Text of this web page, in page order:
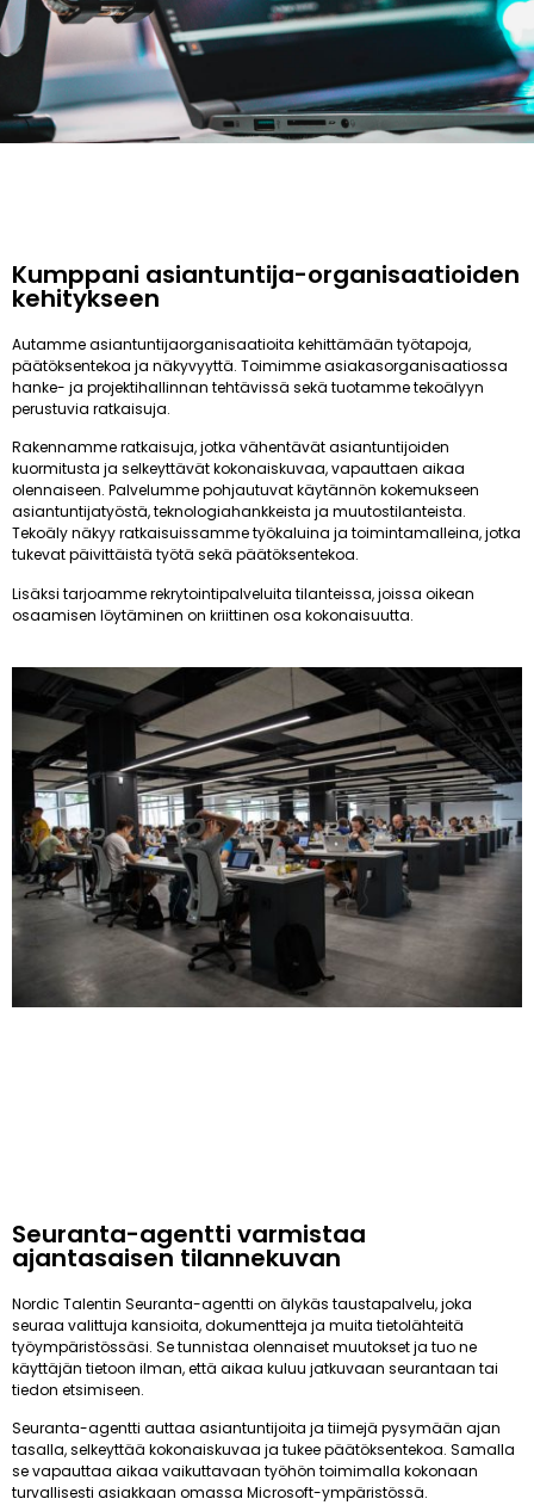
Kumppani asiantuntija-organisaatioiden
kehitykseen
Autamme asiantuntijaorganisaatioita kehittämään työtapoja,
päätöksentekoa ja näkyvyyttä. Toimimme asiakasorganisaatiossa
hanke- ja projektihallinnan tehtävissä sekä tuotamme tekoälyyn
perustuvia ratkaisuja.
Rakennamme ratkaisuja, jotka vähentävät asiantuntijoiden
kuormitusta ja selkeyttävät kokonaiskuvaa, vapauttaen aikaa
olennaiseen. Palvelumme pohjautuvat käytännön kokemukseen
asiantuntijatyöstä, teknologiahankkeista ja muutostilanteista.
Tekoäly näkyy ratkaisuissamme työkaluina ja toimintamalleina, jotka
tukevat päivittäistä työtä sekä päätöksentekoa.
Lisäksi tarjoamme rekrytointipalveluita tilanteissa, joissa oikean
osaamisen löytäminen on kriittinen osa kokonaisuutta.
Seuranta-agentti varmistaa
ajantasaisen tilannekuvan
Nordic Talentin Seuranta-agentti on älykäs taustapalvelu, joka
seuraa valittuja kansioita, dokumentteja ja muita tietolähteitä
työympäristössäsi. Se tunnistaa olennaiset muutokset ja tuo ne
käyttäjän tietoon ilman, että aikaa kuluu jatkuvaan seurantaan tai
tiedon etsimiseen.
Seuranta-agentti auttaa asiantuntijoita ja tiimejä pysymään ajan
tasalla, selkeyttää kokonaiskuvaa ja tukee päätöksentekoa. Samalla
se vapauttaa aikaa vaikuttavaan työhön toimimalla kokonaan
turvallisesti asiakkaan omassa Microsoft-ympäristössä.